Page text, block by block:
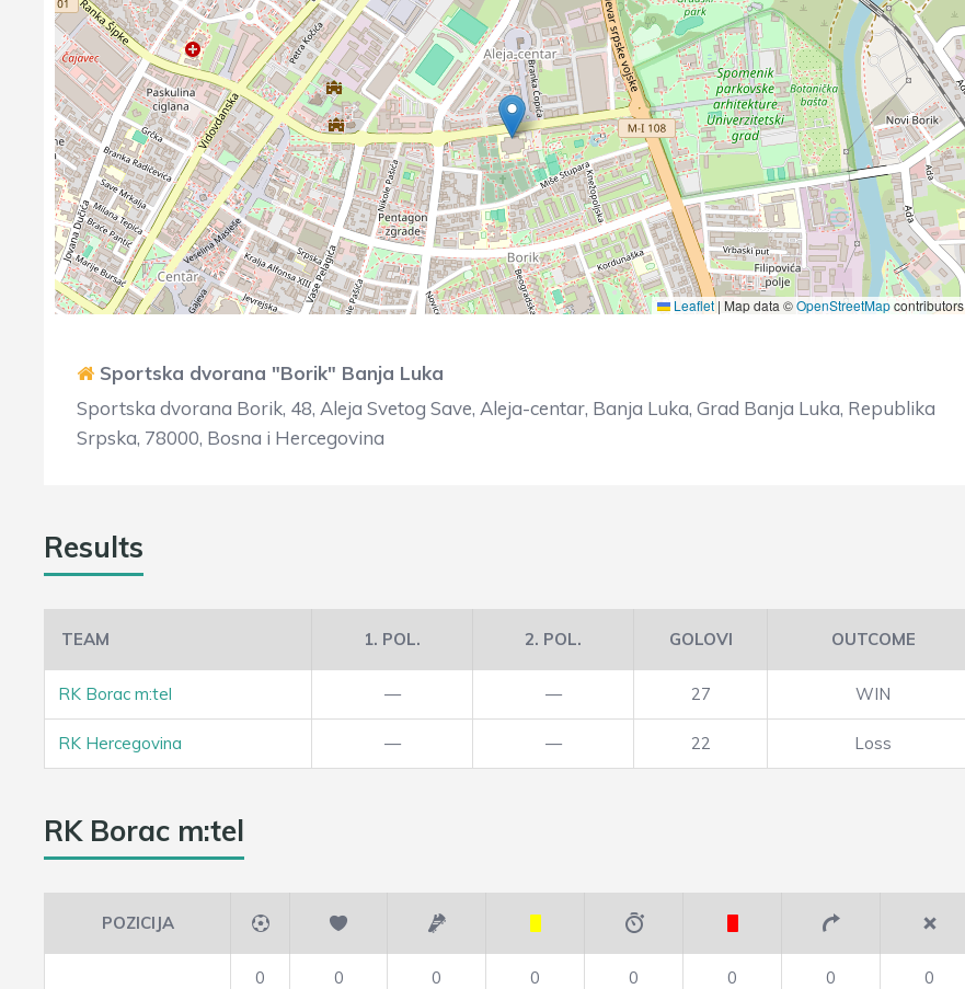
Leaflet | Map data ©OpenStreetMapcontributors
Sportska dvorana "Borik" Banja Luka
Sportska dvorana Borik, 48, Aleja Svetog Save, Aleja-centar, Banja Luka, Grad Banja Luka, Republika
Srpska, 78000, Bosna i Hercegovina
Results
TEAM 1. POL. 2. POL. GOLOVI OUTCOME
RK Borac m:tel — — 27 WIN
RK Hercegovina — — 22 Loss
RK Borac m:tel
POZICIJA
0 0 0 0 0 0 0 0